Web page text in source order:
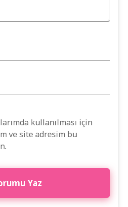
kullanılması için
ve site adresim bu